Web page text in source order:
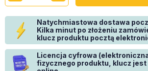
Natychmiastowa dostawa
Kilka minut po złożeniu
klucz produktu pocztą
Licencja cyfrowa
fizycznego produktu, klucz